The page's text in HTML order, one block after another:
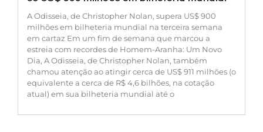
A Odisseia, de Christopher Nolan, supera US$ 900
milhões em bilheteria mundial na terceira semana
em cartaz Em um fim de semana que marcou a
estreia com recordes de Homem-Aranha: Um Novo
Dia, A Odisseia, de Christopher Nolan, também
chamou atenção ao atingir cerca de US$ 911 milhões (o
equivalente a cerca de R$ 4,6 bilhões, na cotação
atual) em sua bilheteria mundial até o